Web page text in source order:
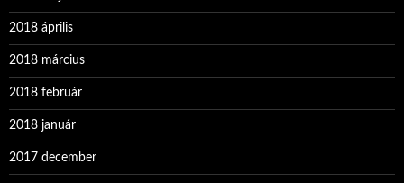
2018 április
2018 március
2018 február
2018 január
2017 december